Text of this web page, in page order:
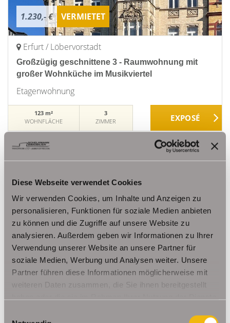
Diese Webseite verwendet Cookies
Wir verwenden Cookies, um Inhalte und Anzeigen zu
personalisieren, Funktionen für soziale Medien anbieten
zu können und die Zugriffe auf unsere Website zu
analysieren. Außerdem geben wir Informationen zu Ihrer
Verwendung unserer Website an unsere Partner für
soziale Medien, Werbung und Analysen weiter. Unsere
Partner führen diese Informationen möglicherweise mit
weiteren Daten zusammen, die Sie ihnen bereitgestellt
1.230,- € VERMIETET
Erfurt / Löbervorstadt
Großzügig geschnittene 3 - Raumwohnung mit
großer Wohnküche im Musikviertel
Etagenwohnung
123 m²
WOHNFLÄCHE
3
ZIMMER
1.280,- € VERMIETET
Erfurt / Löbervorstadt
Frisch sanierte große Erdgeschosswohnung im
Erfurter Musikviertel (Löbervorstadt)
WOHNFLÄCHE